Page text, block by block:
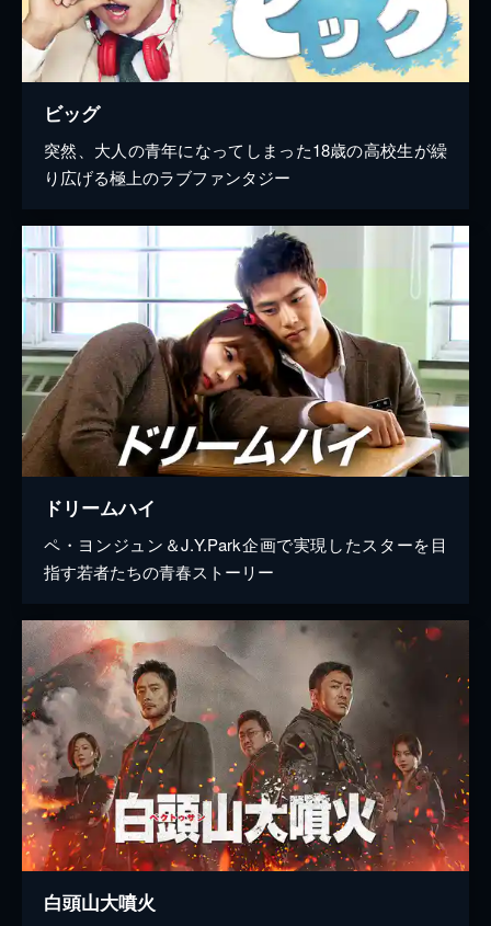
ビッグ
突然、大人の青年になってしまった18歳の高校生が繰
り広げる極上のラブファンタジー
ドリームハイ
ペ・ヨンジュン＆J.Y.Park企画で実現したスターを目
指す若者たちの青春ストーリー
白頭山大噴火